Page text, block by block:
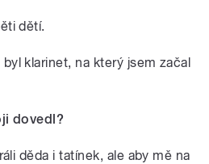
dětí.
klarinet, na který jsem začal
dovedl?
děda i tatínek, ale aby mě na